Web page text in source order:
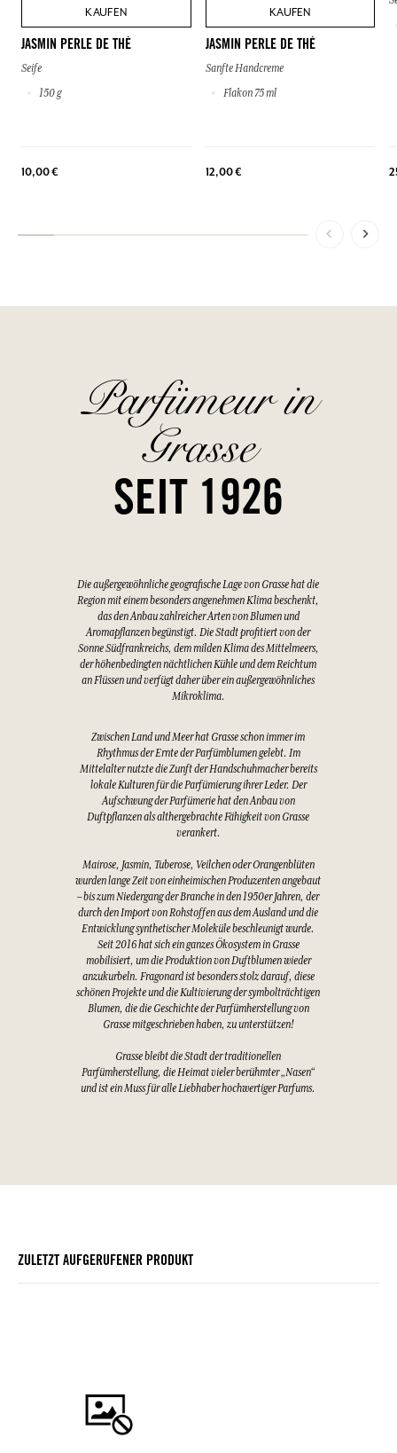
KAUFEN
JASMIN PERLE DE THÉ
Seife
150 g
10,00 €
KAUFEN
JASMIN PERLE DE THÉ
Sanfte Handcreme
Flakon 75 ml
12,00 €
Parfümeur in
Grasse
SEIT 1926
Die außergewöhnliche geografische Lage von Grasse hat die
Region mit einem besonders angenehmen Klima beschenkt,
das den Anbau zahlreicher Arten von Blumen und
Aromapflanzen begünstigt. Die Stadt profitiert von der
Sonne Südfrankreichs, dem milden Klima des Mittelmeers,
der höhenbedingten nächtlichen Kühle und dem Reichtum
an Flüssen und verfügt daher über ein außergewöhnliches
Mikroklima.
Zwischen Land und Meer hat Grasse schon immer im
Rhythmus der Ernte der Parfümblumen gelebt. Im
Mittelalter nutzte die Zunft der Handschuhmacher bereits
lokale Kulturen für die Parfümierung ihrer Leder. Der
Aufschwung der Parfümerie hat den Anbau von
Duftpflanzen als althergebrachte Fähigkeit von Grasse
verankert.
Mairose, Jasmin, Tuberose, Veilchen oder Orangenblüten
wurden lange Zeit von einheimischen Produzenten angebaut
– bis zum Niedergang der Branche in den 1950er Jahren, der
durch den Import von Rohstoffen aus dem Ausland und die
Entwicklung synthetischer Moleküle beschleunigt wurde.
Seit 2016 hat sich ein ganzes Ökosystem in Grasse
mobilisiert, um die Produktion von Duftblumen wieder
anzukurbeln. Fragonard ist besonders stolz darauf, diese
schönen Projekte und die Kultivierung der symbolträchtigen
Blumen, die die Geschichte der Parfümherstellung von
Grasse mitgeschrieben haben, zu unterstützen!
Grasse bleibt die Stadt der traditionellen
Parfümherstellung, die Heimat vieler berühmter „Nasen“
und ist ein Muss für alle Liebhaber hochwertiger Parfums.
ZULETZT AUFGERUFENER PRODUKT